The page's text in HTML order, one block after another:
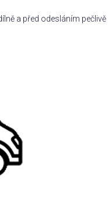
a před odesláním pečlivě